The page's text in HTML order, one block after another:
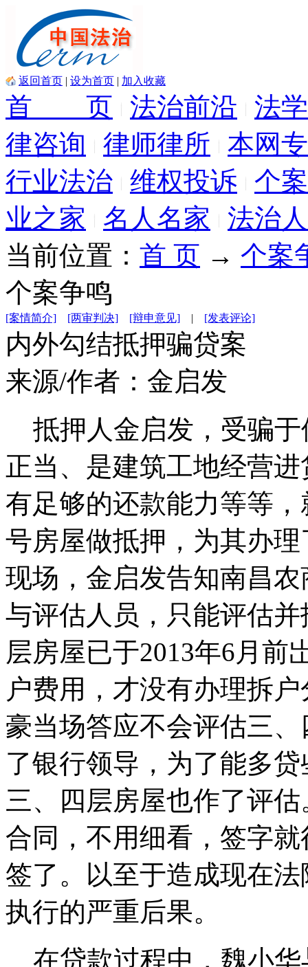
返回首页 | 设为首页 | 加入收藏
首 页 法治前沿
法
律咨询
律师律所
本网
行业法治 维权投诉
个
业之家
名人名家
法治
当前位置： 首 页 → 个案
个案争鸣
[案情简介] [两审判决] [辩申意见] | [发表评论]
内外勾结抵押骗贷案
来源/作者： 金启发
抵押人金启发，受骗于
正当、是建筑工地经营
有足够的还款能力等等
号房屋做抵押，为其办
现场，金启发告知南昌
与评估人员，只能评估
层房屋已于2013年6月前
户费用，才没有办理拆
豪当场答应不会评估三
了银行领导，为了能多
三、四层房屋也作了评
合同，不用细看，签字
签了。以至于造成现在
执行的严重后果。
在贷款过程中，魏小华